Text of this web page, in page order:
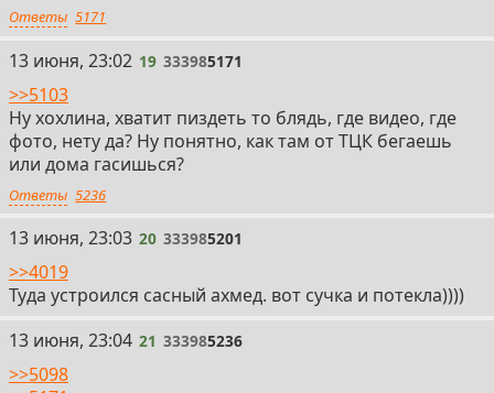
Ответы 5171
19
13 июня, 23:02 19 333985171
>>5103
Ну хохлина, хватит пиздеть то блядь, где видео, где
фото, нету да? Ну понятно, как там от ТЦК бегаешь
или дома гасишься?
Ответы 5236
20
13 июня, 23:03 20 333985201
>>4019
Туда устроился сасный ахмед. вот сучка и потекла))))
21
13 июня, 23:04 21 333985236
>>5098